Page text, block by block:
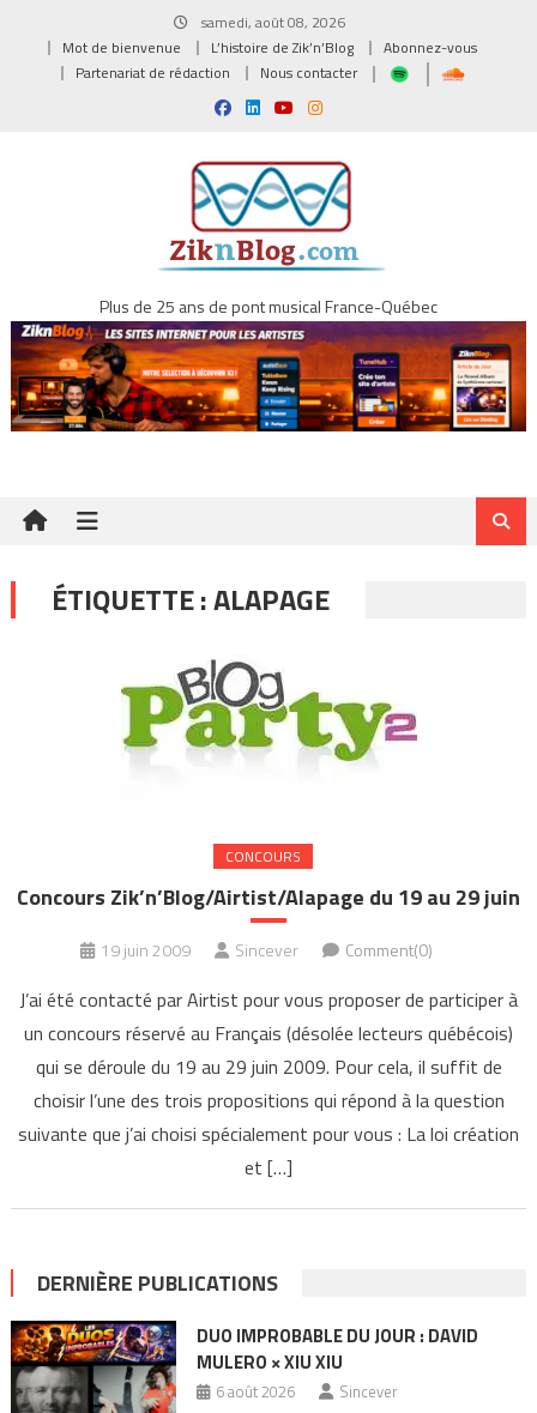
samedi, août 08, 2026
Mot de bienvenue
L’histoire de Zik’n’Blog
Abonnez-vous
Partenariat de rédaction
Nous contacter
Plus de 25 ans de pont musical France-Québec
ÉTIQUETTE :ALAPAGE
CONCOURS
Concours Zik’n’Blog/Airtist/Alapage du 19 au 29 juin
19 juin 2009 Sincever Comment(0)
J’ai été contacté par Airtist pour vous proposer de participer à
un concours réservé au Français (désolée lecteurs québécois)
qui se déroule du 19 au 29 juin 2009. Pour cela, il suffit de
choisir l’une des trois propositions qui répond à la question
suivante que j’ai choisi spécialement pour vous : La loi création
et […]
DERNIÈRE PUBLICATIONS
DUO IMPROBABLE DU JOUR : DAVID
MULERO × XIU XIU
6 août 2026 Sincever